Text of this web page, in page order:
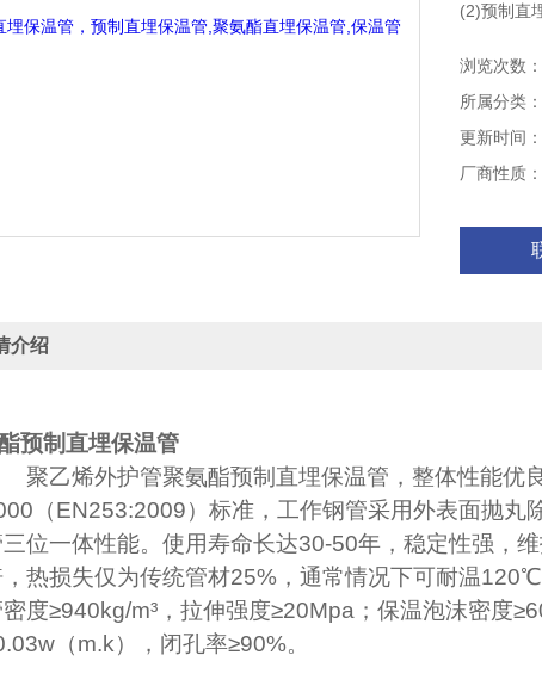
(2)预制直
(4)预制直
浏览次数
所属分类
更新时间
厂商性质
介绍
预制直埋保温管
聚乙烯外护管聚氨酯预制直埋保温管，整体性能优
（EN253:2009） 标准，工作钢管采用外表面抛丸
位一体性能。使用寿命长达30-50年，稳定性强，
热损失仅为传统管材25%，通常情况下可耐温120℃
度≥940kg/m³，拉伸强度≥20Mpa ；保温泡沫密度≥
（m.k），闭孔率≥90%。